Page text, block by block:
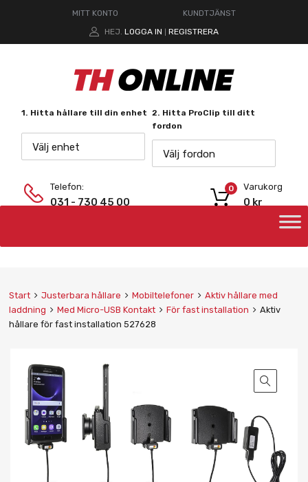
MITT KONTO
KUNDTJÄNST
HEJ. LOGGA IN REGISTRERA
1. Hitta hållare till din enhet
Välj enhet
2. Hitta ProClip till ditt
fordon
Välj fordon
Telefon:
031 - 730 45 00
Varukorg
0 kr
0
Start Justerbara hållare Mobiltelefoner
Aktiv hållare med
laddning
Med Micro-USB Kontakt För fast installation
Aktiv
hållare för fast installation 527628